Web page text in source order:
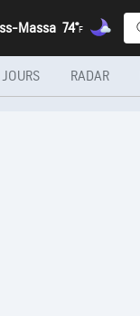
Massa 74°F
RADAR